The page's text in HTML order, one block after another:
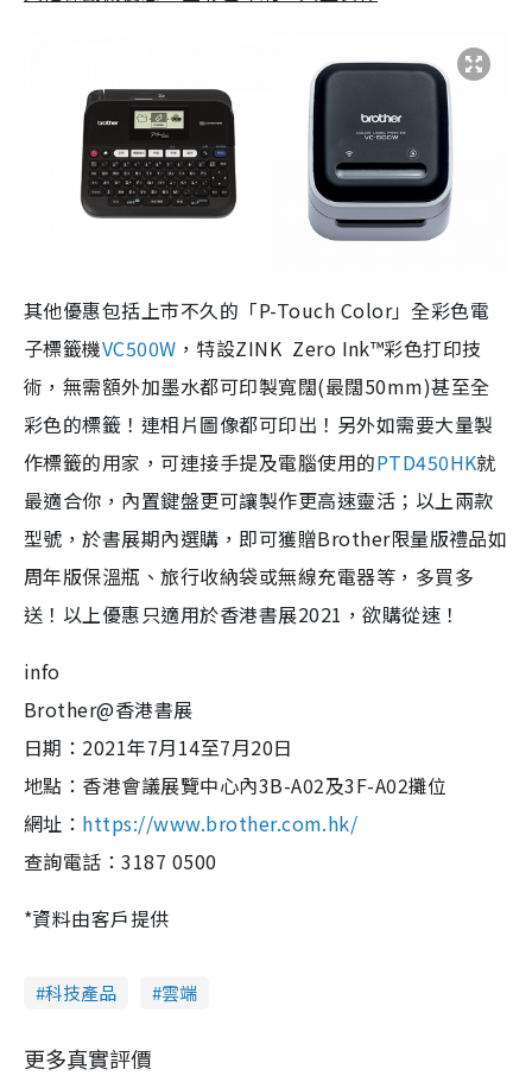
其他優惠包括上市不久的「P-Touch Color」全彩色電
子標籤機VC500W ，特設ZINK Zero Ink™彩色打印技
術，無需額外加墨水都可印製寬闊(最闊50mm)甚至全
彩色的標籤！連相片圖像都可印出！另外如需要大量製
作標籤的用家，可連接手提及電腦使用的PTD450HK就
最適合你，內置鍵盤更可讓製作更高速靈活；以上兩款
型號，於書展期內選購，即可獲贈Brother限量版禮品如
周年版保溫瓶、旅行收納袋或無線充電器等，多買多
送！以上優惠只適用於香港書展2021，欲購從速！
info
Brother@香港書展
日期：2021年7月14至7月20日
地點：香港會議展覽中心內3B-A02及3F-A02攤位
網址： https://www.brother.com.hk/
查詢電話：3187 0500
*資料由客戶提供
科技產品 雲端
更多真實評價